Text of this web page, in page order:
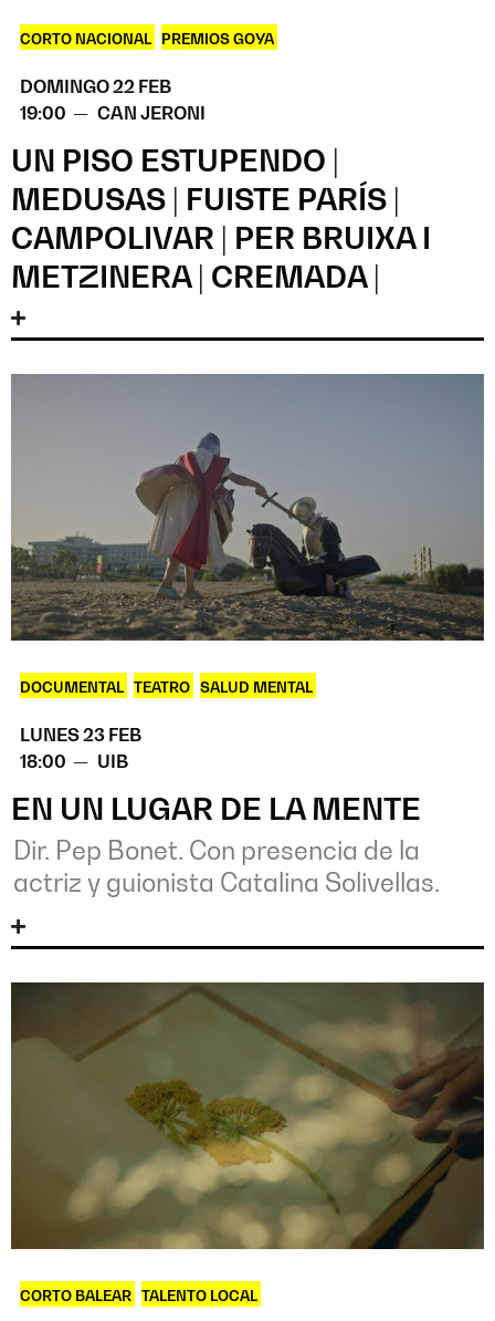
CORTO NACIONAL PREMIOS GOYA
DOMINGO 22 FEB
19:00 — CAN JERONI
UN PISO ESTUPENDO |
MEDUSAS | FUISTE PARÍS |
CAMPOLIVAR | PER BRUIXA I
METZINERA | CREMADA |
DOCUMENTAL TEATRO SALUD MENTAL
LUNES 23 FEB
18:00 — UIB
EN UN LUGAR DE LA MENTE
Dir. Pep Bonet. Con presencia de la
actriz y guionista Catalina Solivellas.
CORTO BALEAR TALENTO LOCAL